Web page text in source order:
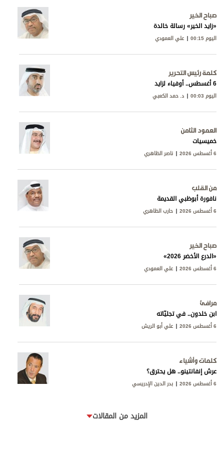
صباح الخير
«زايد الخير» رسالة خالدة
اليوم 00:15 علي العمودي
كلمة رئيس التحرير
6 أغسطس.. أوفياء لزايد
اليوم 00:03 د. حمد الكعبي
العمود الثامن
خميسيات
6 أغسطس 2026 ناصر الظاهري
من القلب
نافورة أبوظبي القديمة
6 أغسطس 2026 حارب الظاهري
صباح الخير
«الدرع الأخضر 2026»
6 أغسطس 2026 علي العمودي
مرافئ
ابن خلدون.. في تجليّاته
6 أغسطس 2026 علي أبو الريش
كلمات وأشياء
عرش إنفانتينو.. هل يحترق؟
6 أغسطس 2026 بدر الدين الإدريسي
المزيد من المقالات